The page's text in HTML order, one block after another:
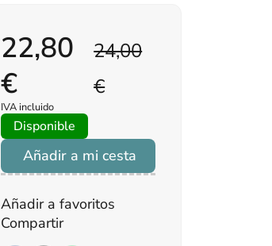
24,00
€
22,80
€
IVA incluido
Disponible
Añadir a mi cesta
Añadir a favoritos
Compartir